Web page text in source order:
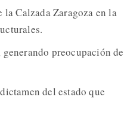
Calzada Zaragoza en la
preocupación de
del estado que